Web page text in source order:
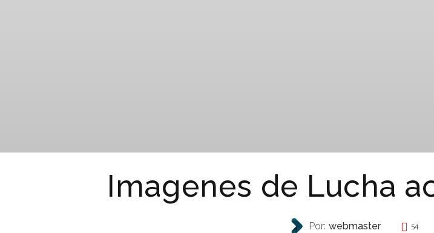
Imagenes de Lucha
Por: webmaster 54